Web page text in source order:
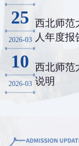
25
2026-03
西北师范
人年度报
10
2026-03
西北师范
说明